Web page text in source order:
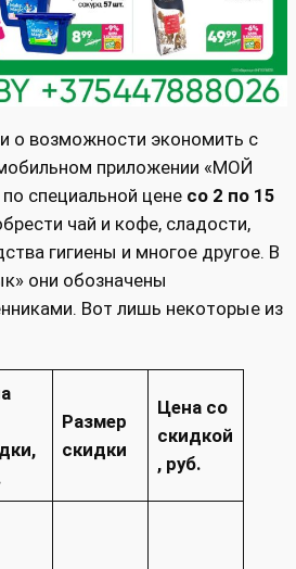
о возможности экономить с
приложении «МОЙ
специальной цене со 2 по 15
чай и кофе, сладости,
гигиены и многое другое. В
они обозначены
Вот лишь некоторые из
Размер
скидки
Цена со
скидкой
, руб.